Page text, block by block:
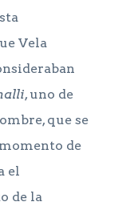
Vela
, uno de
que se
de
el
de la